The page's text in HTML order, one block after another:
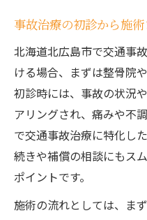
事故治療の初診から施
北海道北広島市で交通事
ける場合、まずは整骨院
初診時には、事故の状況
アリングされ、痛みや不
で交通事故治療に特化し
続きや補償の相談にもス
ポイントです。
施術の流れとしては、ま